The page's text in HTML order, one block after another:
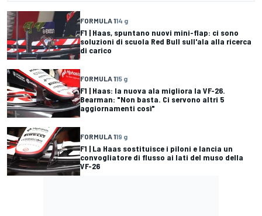
FORMULA 114 g
F1 | Haas, spuntano nuovi mini-flap: ci sono
soluzioni di scuola Red Bull sull'ala alla ricerca
di carico
FORMULA 115 g
F1 | Haas: la nuova ala migliora la VF-26.
Bearman: "Non basta. Ci servono altri 5
aggiornamenti così"
FORMULA 119 g
F1 | La Haas sostituisce i piloni e lancia un
convogliatore di flusso ai lati del muso della
VF-26